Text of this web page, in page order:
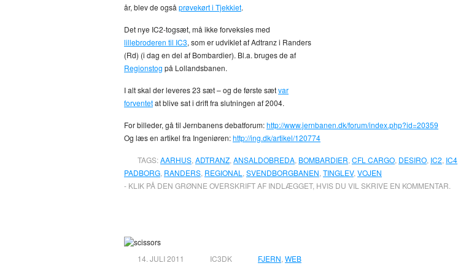
år, blev de også prøvekørt i Tjekkiet.
Det nye IC2-togsæt, må ikke forveksles med
lillebroderen til IC3, som er udviklet af Adtranz i Randers
(Rd) (i dag en del af Bombardier). Bl.a. bruges de af
Regionstog på Lollandsbanen.
I alt skal der leveres 23 sæt – og de første sætvar
forventetat blive sat i drift fra slutningen af 2004.
For billeder, gå til Jernbanens debatforum:http://www.jernbanen.dk/forum/index.php?id=20359
Og læs en artikel fra Ingeniøren:http://ing.dk/artikel/120774
TAGS:AARHUS ADTRANZ ANSALDOBREDA BOMBARDIER CFL CARGO DESIRO IC2 IC4
PADBORG RANDERS REGIONAL SVENDBORGBANEN TINGLEV, VOJEN
- KLIK PÅ DEN GRØNNE OVERSKRIFT AF INDLÆGGET, HVIS DU VIL SKRIVE EN KOMMENTAR.
14. JULI 2011 IC3DK FJERN WEB